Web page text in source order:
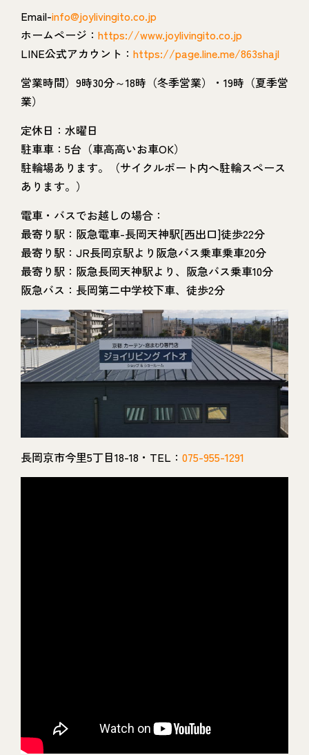
Email-info@joylivingito.co.jp
ホームページ： https://www.joylivingito.co.jp
LINE公式アカウント： https://page.line.me/863shajl
営業時間）9時30分～18時（冬季営業）・19時（夏季営
業）
定休日：水曜日
駐車車：5台（車高高いお車OK）
駐輪場あります。（サイクルポート内へ駐輪スペース
あります。）
電車・バスでお越しの場合：
最寄り駅：阪急電車-長岡天神駅[西出口]徒歩22分
最寄り駅：JR長岡京駅より阪急バス乗車乗車20分
最寄り駅：阪急長岡天神駅より、阪急バス乗車10分
阪急バス：長岡第二中学校下車、徒歩2分
長岡京市今里5丁目18-18・TEL： 075-955-1291